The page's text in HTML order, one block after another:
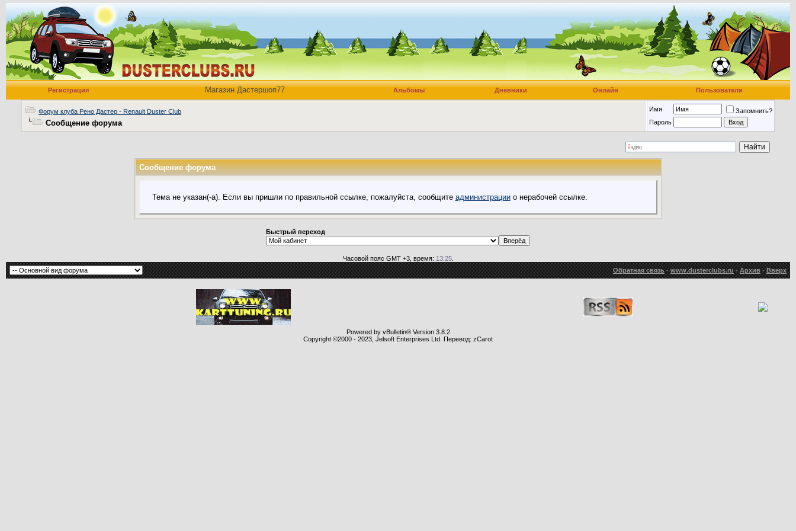
Регистрация Магазин Дастершоп77 Альбомы Дневники Онлайн Пользователи
Форум клуба Рено Дастер - Renault Duster Club
Сообщение форума
Имя
Запомнить?
Пароль
Сообщение форума
Тема не указан(-а). Если вы пришли по правильной ссылке, пожалуйста, сообщите администрациио нерабочей ссылке.
Быстрый переход
Часовой пояс GMT +3, время: 13:25.
Обратная связь-www.dusterclubs.ru-Архив-Вверх
Powered by vBulletin® Version 3.8.2
Copyright ©2000 - 2023, Jelsoft Enterprises Ltd. Перевод: zCarot